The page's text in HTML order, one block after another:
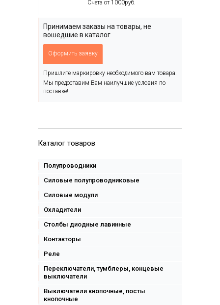
Счета от 1000руб.
Принимаем заказы на товары, не
вошедшие в каталог
Оформить заявку
Пришлите маркировку необходимого вам товара.
Мы предоставим Вам наилучшие условия по
поставке!
Каталог товаров
Полупроводники
Силовые полупроводниковые
Силовые модули
Охладители
Столбы диодные лавинные
Контакторы
Реле
Переключатели, тумблеры, концевые
выключатели
Выключатели кнопочные, посты
кнопочные